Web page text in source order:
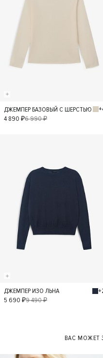
S L
ДЖЕМПЕР БАЗОВЫЙ С ШЕРСТЬЮ
4 890 ₽6 990 ₽
S L
ДЖЕМПЕР ИЗО ЛЬНА
5 690 ₽9 490 ₽
ВАС МОЖЕТ